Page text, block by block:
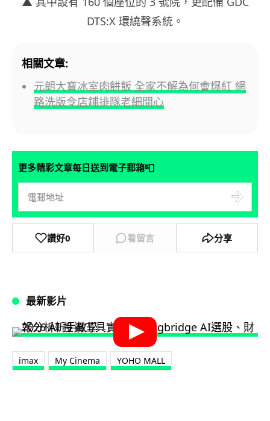
DTS:X 環繞聲系統。
相關文章:
元朗大寶冰室肉餅飯 全家不解為何會爆紅 網
路洗版令店鋪排隊老細開心
更多精彩文章每日送到電子郵箱📮
讚好0 看留言 分享
最新影片
imax My Cinema YOHO MALL